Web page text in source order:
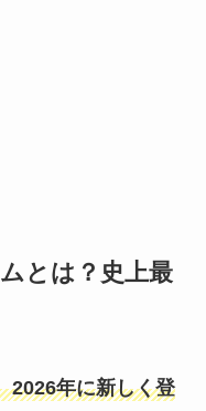
とは？史上最
2026年に新しく登